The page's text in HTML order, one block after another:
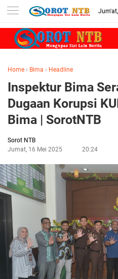
Home › Bima › Headline
Inspektur Bima
Dugaan Korupsi
Bima | SorotNTB
Sorot NTB
Jumat, 16 Mei 2025
20:24